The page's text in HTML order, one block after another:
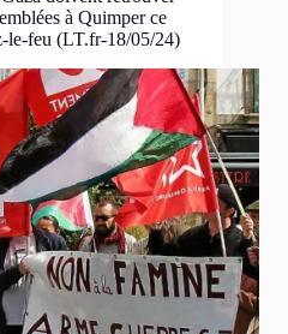
à Quimper ce
le-feu (LT.fr-18/05/24)